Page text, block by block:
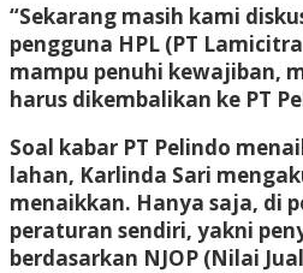
“Sekarang masih kami
pengguna HPL (PT
mampu penuhi kewajiban,
harus dikembalikan ke PT
Soal kabar PT Pelindo
lahan, Karlinda Sari
menaikkan. Hanya saja, di
peraturan sendiri, yakni
berdasarkan NJOP (Nilai